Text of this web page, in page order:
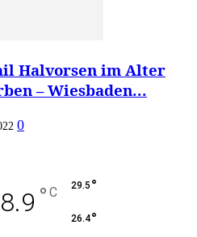
Halvorsen im Alter
– Wiesbaden...
0
° C 29.5 °
26.4°